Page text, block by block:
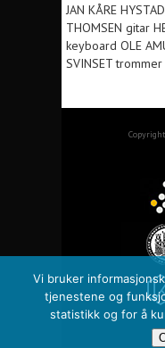
JAN KÅRE
THOMSEN gitar
keyboard OLE
SVINSET trommer
Vi bruker
tjenestene og
statistikk og for å